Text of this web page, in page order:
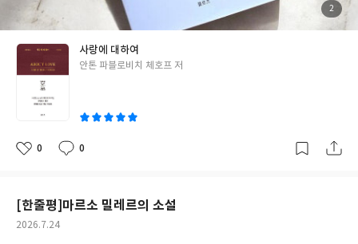
면모를 부여하는 장면이기도 하지만 아들을 먼저 보낸 아버지의 절
절함이 독자들의 마음에 닿는 장면이라 영화에서도 책에서도 가장
가슴 아픈 장면이었네요. 더숲의 <일리아스>는 원작의 축약본입니
다.청소년과 일리아스를 처음 접하는 사람들의 눈높이에 맞춰서 복
잡하지 않게 이야기를 엮었습니다. 저는 완역본 <일리아스>를 읽는
중인데 너무 많은 인물들과 신들의 개입에서 벌어지는 많은 에피소
드에 이야기를 따라가기 벅차서 이 책을 읽어봤어요. 엑기스만 뽑은
움이 있었습니다. 사랑의 여신 아프로디테는 사랑과 가정을 관장하
예쁜 여자에게 맥을 못 추는 걸까요? 파리스가 헤라에게 황금사과
를 건넸다면 그는 트로이아의 왕이 되었을지도 모릅니다.아테나에
넣어 날개를 달아준 사샤.그 자신의 날개는 어디로 보냈을까? 오렌
카의 삶을 들여다보면서 여자의 행복이란 무엇인가를 생각해 본다.
그때도 지금도 오렌카 같은 여자들에게 안식을 주는 사랑이란... 나
는 모르겠다. 마누라가 산 복권의 당첨 기회를 맞이한 남자의 머릿속
에서 벌어지는 그 상상.나도 랑이도 복권을 살 때면 당첨되면 절반
줄게, 다 줄게라고 말은 했지만 누가 알리~ 각자의 머릿속에서 벌어
지는 상상의 끝을! 남자가 여자를 사랑하는 방식을, 그 마음의 흐름
면 애달아하고, 막상 거리를 좁혀오면 부담스러워하는 그 마음!두
신의 잣대로 남의 사랑을 재단하지 말라는 체호프의 엄중한 경고 같
다.외모 지상주의의 사회에서 완벽해 보이는 사람 옆에 완벽하지 않
첨
부
사
2
사랑에 대하여
글
안톤 파블로비치 체호프 저
좋
0
댓
0
작
[한줄평]마르소 밀레르의 소설
작
2026.7.24